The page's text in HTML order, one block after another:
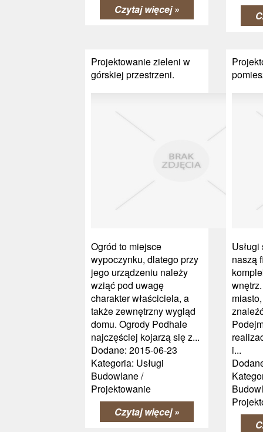
Czytaj więcej »
Projektowanie zieleni w
górskiej przestrzeni.
Ogród to miejsce
wypoczynku, dlatego przy
jego urządzeniu należy
wziąć pod uwagę
charakter właściciela, a
także zewnętrzny wygląd
domu. Ogrody Podhale
najczęściej kojarzą się z...
Dodane: 2015-06-23
Kategoria: Usługi
Budowlane /
Projektowanie
Czytaj więcej »
naszą
i...